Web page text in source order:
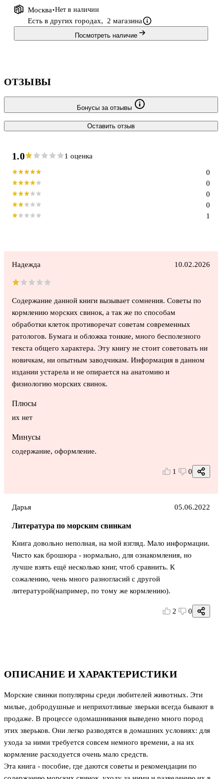
Москва Нет в наличии
Есть в других городах, 2 магазина
Посмотреть наличие
ОПИСАНИЕ И ХАРАКТЕРИСТИКИ
Морские свинки популярны среди любителей животных. Эти
милые, добродушные и неприхотливые зверьки всегда бывают в
продаже. В процессе одомашнивания выведено много пород
этих зверьков. Они легко разводятся в домашних условиях: для
ухода за ними требуется совсем немного времени, а на их
кормление расходуется очень мало средств.
Эта книга - пособие, где даются советы и рекомендации по
ОТЗЫВЫ
Бонусы за отзывы
Оставить отзыв
1.0 1 оценка
1
0
0
0
0
Надежда 10.02.2026
Содержание данной книги вызывает сомнения. Советы по
кормлению морских свинок, а так же по способам
обработки клеток противоречат советам современных
ратологов. Бумага и обложка тонкие, много бесполезного
текста общего характера. Эту книгу не стоит советовать ни
новичкам, ни опытным заводчикам. Информация в данном
издании устарела и не опирается на анатомию и
физиологию морских свинок.
Плюсы
их нет
Минусы
содержание, оформление.
1 0
Дарья 05.06.2022
Литература по морским свинкам
Книга довольно неполная, на мой взгляд. Мало информации.
Чисто как брошюра - нормально, для ознакомления, но
лучше взять ещё несколько книг, чтоб сравнить. К
сожалению, чень много разногласий с другой
литературой(например, по тому же кормлению).
2 0